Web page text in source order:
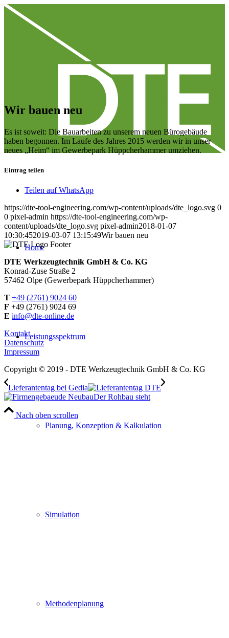
Home
Leistungsspektrum
Planung, Konzeption & Kalkulation
Simulation
Methodenplanung
Wir bauen neu
Es ist soweit: Die Bauarbeiten zu unserem neuen Bürogebäude
haben begonnen. Im Laufe des Jahres 2015 werden wir in unser
neues „Heim“ im Gewerbepark Hüppcherhammer umziehen.
Eintrag teilen
Teilen auf WhatsApp
https://dte-tool-engineering.com/wp-content/uploads/dte_logo.svg 0
0 pixel-admin https://dte-tool-engineering.com/wp-
content/uploads/dte_logo.svg pixel-admin2018-01-07
10:30:452019-03-07 13:15:49Wir bauen neu
DTE Werkzeugtechnik GmbH & Co. KG
Konrad-Zuse Straße 2
57462 Olpe (Gewerbepark Hüppcherhammer)
T +49 (2761) 9024 60
F +49 (2761) 9024 69
E info@dte-online.de
Kontakt
Datenschutz
Impressum
Copyright © 2019 - DTE Werkzeugtechnik GmbH & Co. KG
Lieferantentag bei Gedia
Der Rohbau steht
Nach oben scrollen